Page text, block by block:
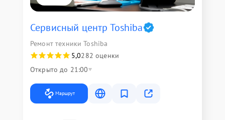
Сервисный центр Toshiba
Ремонт техники Toshiba
5,0282 оценки
Открыто до 21:00
Маршрут